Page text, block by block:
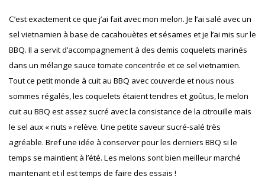
C’est exactement ce que j’ai fait avec mon melon. Je l’ai salé avec un
sel vietnamien à base de cacahouètes et sésames et je l’ai mis sur le
BBQ. Il a servit d’accompagnement à des demis coquelets marinés
dans un mélange sauce tomate concentrée et ce sel vietnamien.
Tout ce petit monde à cuit au BBQ avec couvercle et nous nous
sommes régalés, les coquelets étaient tendres et goûtus, le melon
cuit au BBQ est assez sucré avec la consistance de la citrouille mais
le sel aux « nuts » relève. Une petite saveur sucré-salé très
agréable. Bref une idée à conserver pour les derniers BBQ si le
temps se maintient à l’été. Les melons sont bien meilleur marché
maintenant et il est temps de faire des essais !